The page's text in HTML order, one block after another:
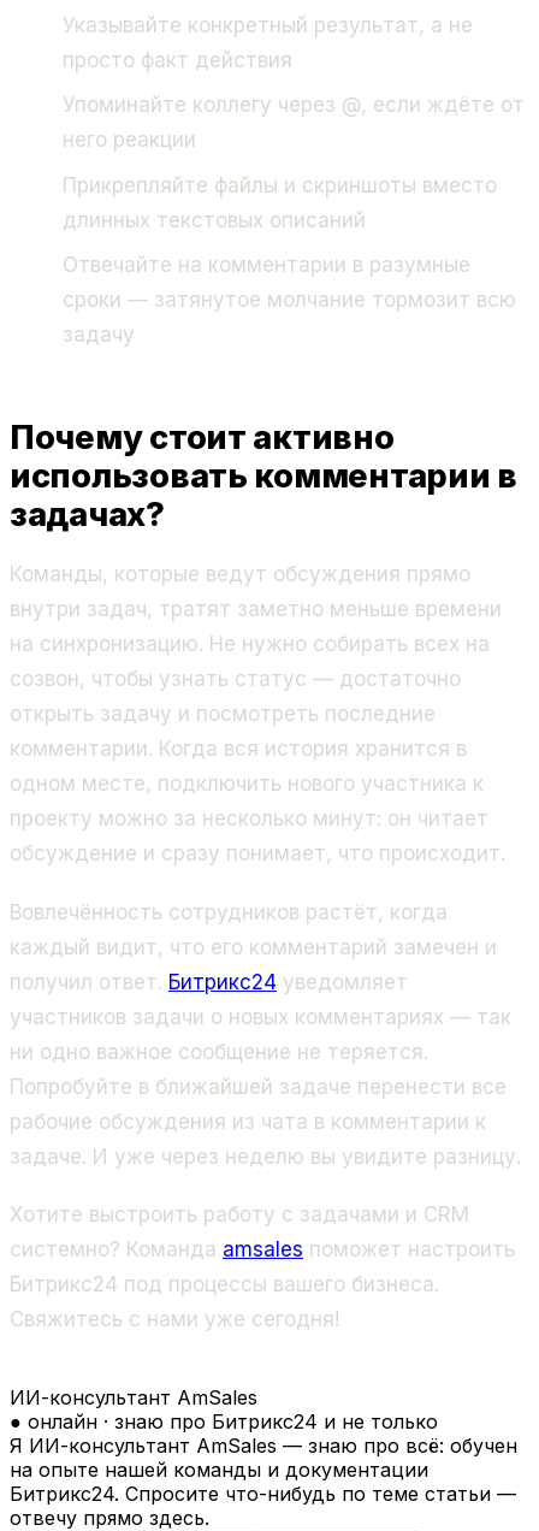
Указывайте конкретный результат, а не
просто факт действия
Упоминайте коллегу через @, если ждёте от
него реакции
Прикрепляйте файлы и скриншоты вместо
длинных текстовых описаний
Отвечайте на комментарии в разумные
сроки — затянутое молчание тормозит всю
задачу
Почему стоит активно
использовать комментарии в
задачах?
Команды, которые ведут обсуждения прямо
внутри задач, тратят заметно меньше времени
на синхронизацию. Не нужно собирать всех на
созвон, чтобы узнать статус — достаточно
открыть задачу и посмотреть последние
комментарии. Когда вся история хранится в
одном месте, подключить нового участника к
проекту можно за несколько минут: он читает
обсуждение и сразу понимает, что происходит.
Вовлечённость сотрудников растёт, когда
каждый видит, что его комментарий замечен и
получил ответ. Битрикс24 уведомляет
участников задачи о новых комментариях — так
ни одно важное сообщение не теряется.
Попробуйте в ближайшей задаче перенести все
рабочие обсуждения из чата в комментарии к
задаче. И уже через неделю вы увидите разницу.
Хотите выстроить работу с задачами и CRM
системно? Команда amsales поможет настроить
Битрикс24 под процессы вашего бизнеса.
Свяжитесь с нами уже сегодня!
ИИ-консультант AmSales
● онлайн · знаю про Битрикс24 и не только
Я ИИ-консультант AmSales — знаю про всё: обучен
на опыте нашей команды и документации
Битрикс24. Спросите что-нибудь по теме статьи —
отвечу прямо здесь.